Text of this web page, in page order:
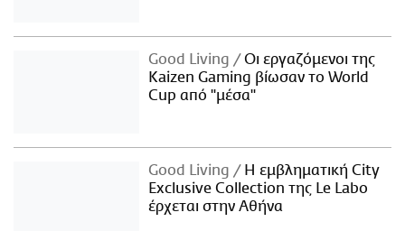
Good Living
Οι εργαζόμενοι της
Kaizen Gaming βίωσαν το World
Cup από "μέσα"
Good Living
Η εμβληματική City
Exclusive Collection της Le Labo
έρχεται στην Αθήνα